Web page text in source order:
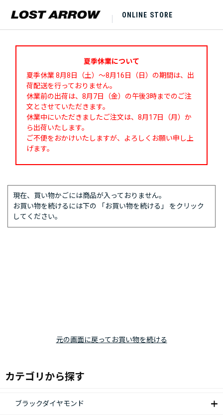
ONLINE STORE
夏季休業について
夏季休業 8月8日（土）～8月16日（日）の期間は、出
荷配送を行っておりません。
休業前の出荷は、8月7日（金）の午後3時までのご注
文とさせていただきます。
休業中にいただきましたご注文は、8月17日（月）か
ら出荷いたします。
ご不便をおかけいたしますが、よろしくお願い申し上
げます。
現在、買い物かごには商品が入っておりません。
お買い物を続けるには下の 「お買い物を続ける」 をクリック
してください。
元の画面に戻ってお買い物を続ける
カテゴリから探す
ブラックダイヤモンド